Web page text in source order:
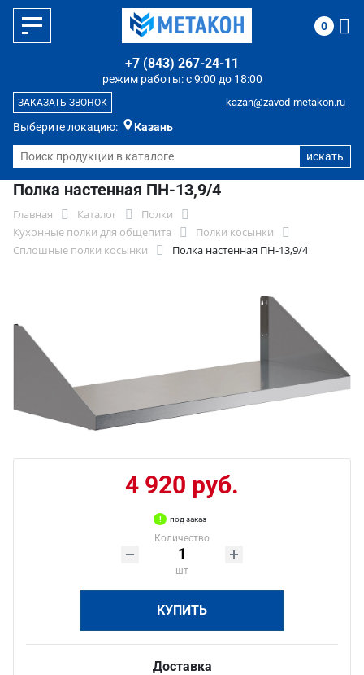
Выберите локацию: Казань
режим работы: с 9:00 до 18:00
+7 (843) 267-24-11
kazan@zavod-metakon.ru
ЗАКАЗАТЬ ЗВОНОК
0
Полка настенная ПН-13,9/4
Главная Каталог
Полки
Кухонные полки для общепита
Полки косынки
Сплошные полки косынки
Полка настенная ПН-13,9/4
4 920 руб.
под заказ
Количество
шт
КУПИТЬ
Доставка